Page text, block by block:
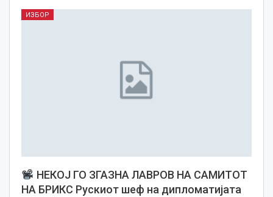
ИЗБОР
НЕКОЈ ГО ЗГАЗНА ЛАВРОВ НА САМИТОТ
НА БРИКС Рускиот шеф на дипломатијата